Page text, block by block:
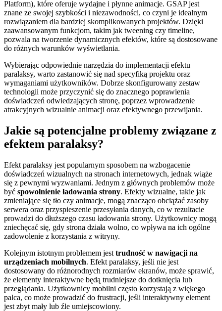
Platform), które oferuje wydajne i płynne animacje. GSAP jest
znane ze swojej szybkości i niezawodności, co czyni je idealnym
rozwiązaniem dla bardziej skomplikowanych projektów. Dzięki
zaawansowanym funkcjom, takim jak tweening czy timeline,
pozwala na tworzenie dynamicznych efektów, które są dostosowane
do różnych warunków wyświetlania.
Wybierając odpowiednie narzędzia do implementacji efektu
paralaksy, warto zastanowić się nad specyfiką projektu oraz
wymaganiami użytkowników. Dobrze skonfigurowany zestaw
technologii może przyczynić się do znacznego poprawienia
doświadczeń odwiedzających stronę, poprzez wprowadzenie
atrakcyjnych wizualnie animacji oraz efektywnego przewijania.
Jakie są potencjalne problemy związane z
efektem paralaksy?
Efekt paralaksy jest popularnym sposobem na wzbogacenie
doświadczeń wizualnych na stronach internetowych, jednak wiąże
się z pewnymi wyzwaniami. Jednym z głównych problemów może
być spowolnienie ładowania strony. Efekty wizualne, takie jak
zmieniające się tło czy animacje, mogą znacząco obciążać zasoby
serwera oraz przyspieszenie przesyłania danych, co w rezultacie
prowadzi do dłuższego czasu ładowania strony. Użytkownicy mogą
zniechęcać się, gdy strona działa wolno, co wpływa na ich ogólne
zadowolenie z korzystania z witryny.
Kolejnym istotnym problemem jest trudność w nawigacji na
urządzeniach mobilnych. Efekt paralaksy, jeśli nie jest
dostosowany do różnorodnych rozmiarów ekranów, może sprawić,
że elementy interaktywne będą trudniejsze do dotknięcia lub
przeglądania. Użytkownicy mobilni często korzystają z więkego
palca, co może prowadzić do frustracji, jeśli interaktywny element
jest zbyt mały lub źle umiejscowiony.